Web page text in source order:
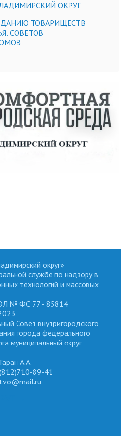
ОКРУГ
ТОВАРИЩЕСТВ
СОВЕТОВ
округ»
службе по надзору в
технологий и массовых
ЭЛ № ФС 77 - 85814
Совет внутригородского
города федерального
муниципальный округ
А.А.
89-41